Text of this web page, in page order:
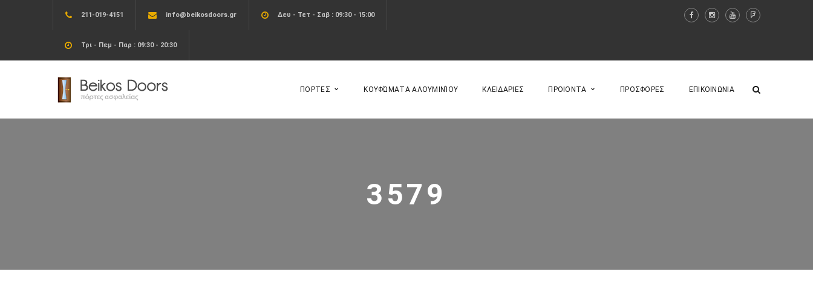
211-019-4151 info@beikosdoors.gr Δευ - Τετ - Σαβ : 09:30 - 15:00
Τρι - Πεμ - Παρ : 09:30 - 20:30
ΠΟΡΤΕΣ ΚΟΥΦΏΜΑΤΑ ΑΛΟΥΜΙΝΊΟΥ ΚΛΕΙΔΑΡΙΕΣ ΠΡΟΙΟΝΤΑ ΠΡΟΣΦΟΡΕΣ ΕΠΙΚΟΙΝΩΝΙΑ
3579